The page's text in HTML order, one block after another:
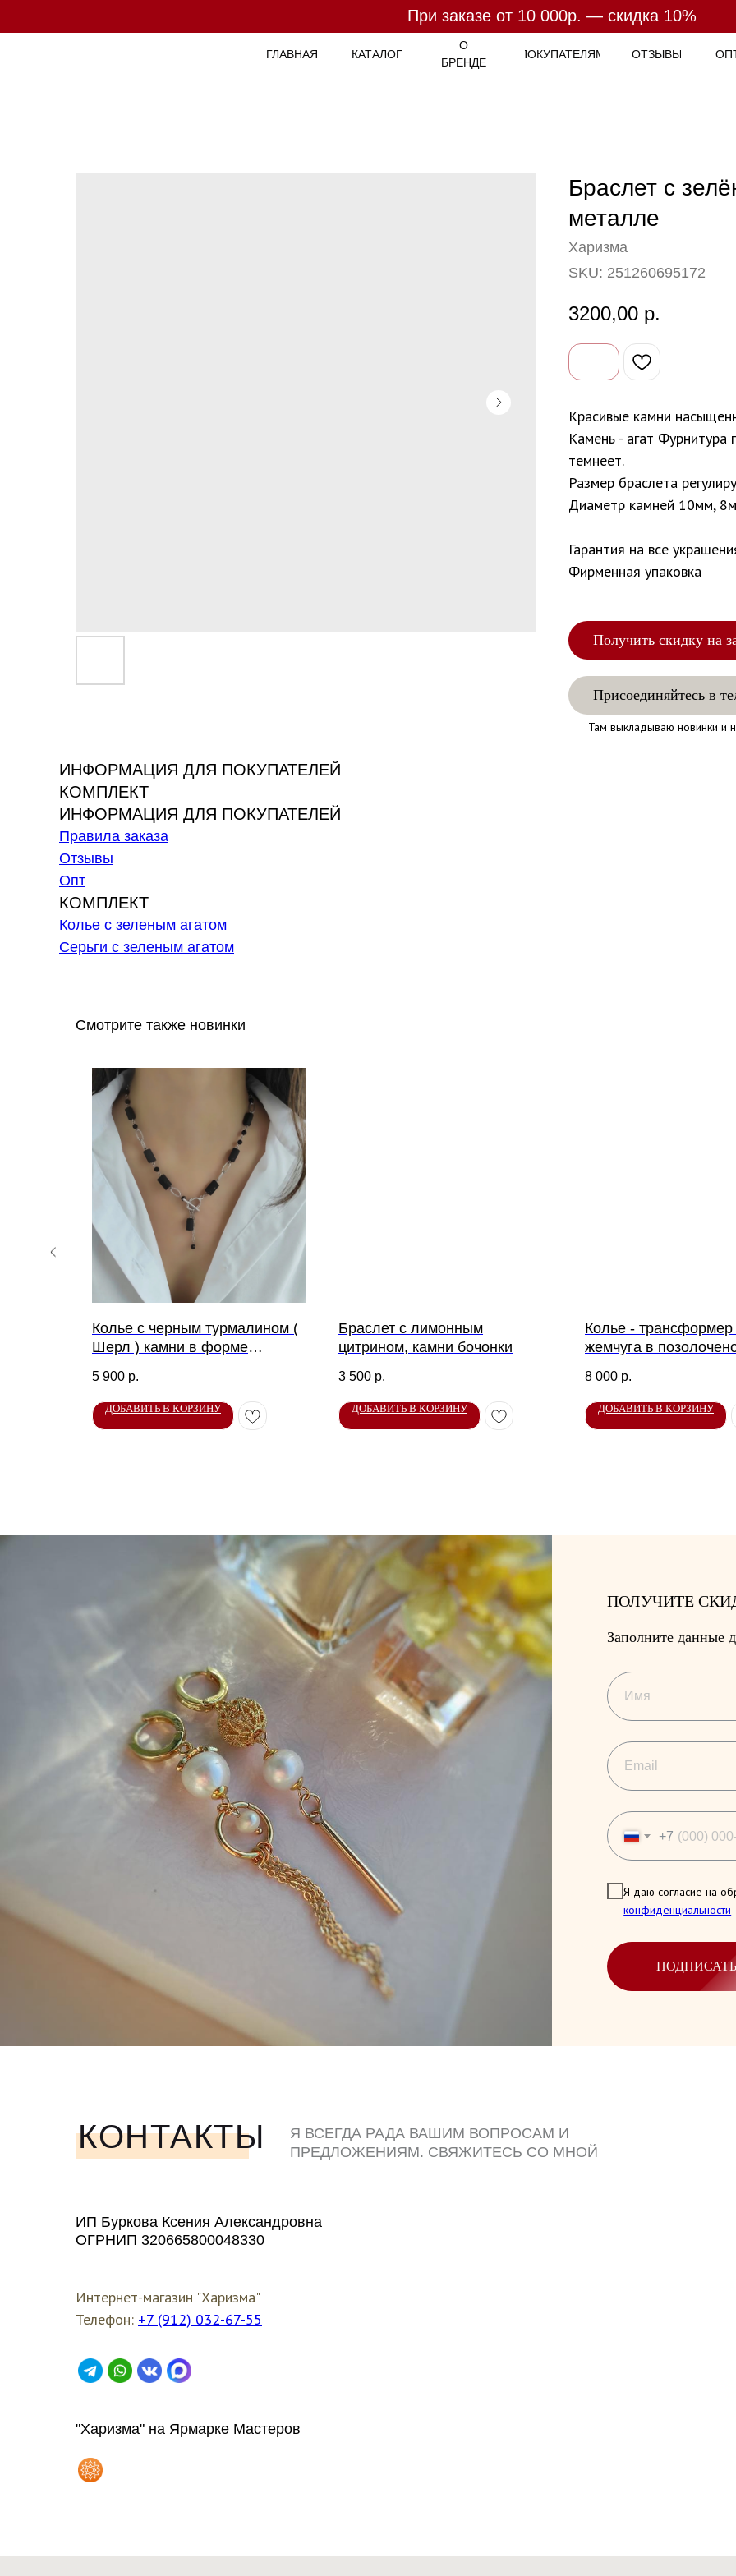
При заказе от 7 000р. - бесплатная доставка
- 4 платежа по
25%
Оплата
При заказе от 10 000р. — скидка 10%
КАТАЛОГ
О
БРЕНДЕ
ПОКУПАТЕЛЯМ ОТЗЫВЫ
ГЛАВНАЯ
Браслет с
металле
Харизма
SKU: 251260695172
3200,00 р.
Красивые камни
Камень - агат Фурнитура
темнеет.
Размер браслета
Диаметр камней 10мм,
Гарантия на все
Фирменная упаковка
Получить скидку на
Присоединяйтесь в
Там выкладываю новинки и
ИНФОРМАЦИЯ ДЛЯ ПОКУПАТЕЛЕЙ
КОМПЛЕКТ
ИНФОРМАЦИЯ ДЛЯ ПОКУПАТЕЛЕЙ
Правила заказа
Отзывы
Опт
КОМПЛЕКТ
Колье с зеленым агатом
Серьги с зеленым агатом
Смотрите также новинки
Колье с черным турмалином (
Шерл ) камни в форме
5 900 р.
ДОБАВИТЬ В КОРЗИНУ
Браслет с лимонным
цитрином, камни бочонки
3 500 р.
ДОБАВИТЬ В КОРЗИНУ
Колье - трансформер
жемчуга в
8 000 р.
ДОБАВИТЬ В КОРЗИНУ
ПОЛУЧИТЕ
Заполните данные
+7
Я даю согласие на
конфиденциальности
Я ВСЕГДА РАДА ВАШИМ ВОПРОСАМ И
ПРЕДЛОЖЕНИЯМ. СВЯЖИТЕСЬ СО МНОЙ
КОНТАКТЫ
ИП Буркова Ксения Александровна
ОГРНИП 320665800048330
Интернет-магазин "Харизма"
Телефон: +7 (912) 032-67-55
"Харизма" на Ярмарке Мастеров